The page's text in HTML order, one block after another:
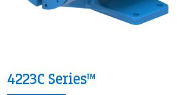
4223C Series™